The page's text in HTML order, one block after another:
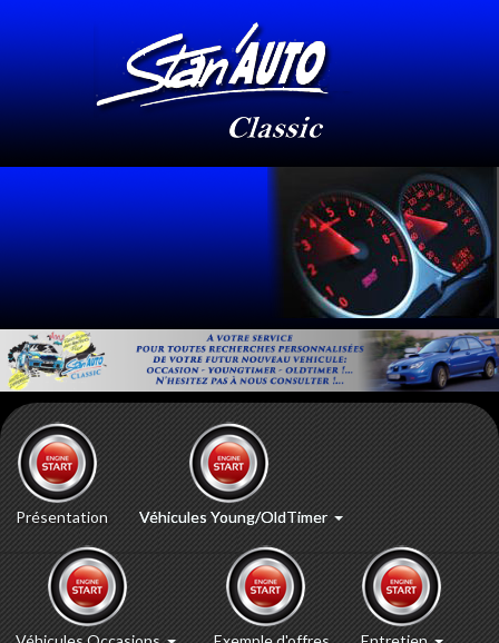
Présentation Véhicules Young/OldTimer